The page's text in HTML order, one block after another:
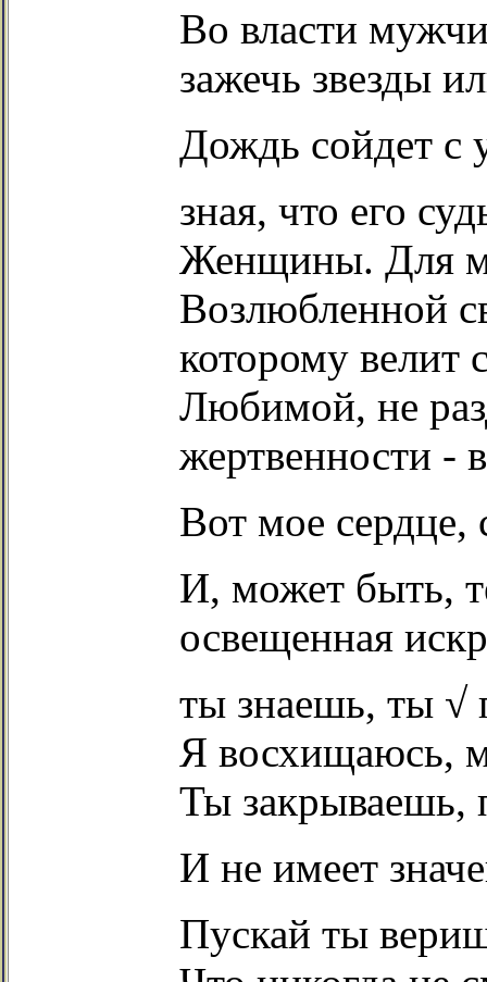
Во власти
зажечь звезды
Дождь сойдет с
зная, что его
Женщины. Для
Возлюбленной
которому велит
Любимой, не
жертвенности -
Вот мое сердце,
И, может быть,
освещенная
ты знаешь, ты √
Я восхищаюсь,
Ты закрываешь,
И не имеет
Пускай ты